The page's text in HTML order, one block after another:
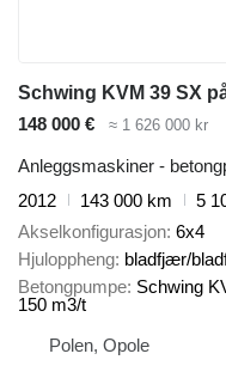
148 000 € ≈ 1 626 000 kr
Anleggsmaskiner -
2012
143 000 km
5
Akselkonfigurasjon 6x4
Hjuloppheng bladfjær/
Betongpumpe Schwing
150 m3/t
Polen, Opole